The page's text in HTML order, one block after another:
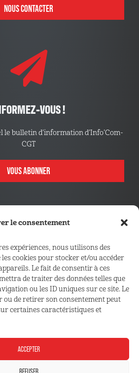
le consentement
expériences, nous utilisons des
cookies pour stocker et/ou accéder
Le fait de consentir à ces
de traiter des données telles que
ou les ID uniques sur ce site. Le
ou de retirer son consentement peut
certaines caractéristiques et
ACCEPTER
REFUSER
NOUS CONTACTER
VOUS !
bulletin d’information d’Info’Com-
CGT
VOUS ABONNER
VOUS !
infos et services qui vous sont
réservés